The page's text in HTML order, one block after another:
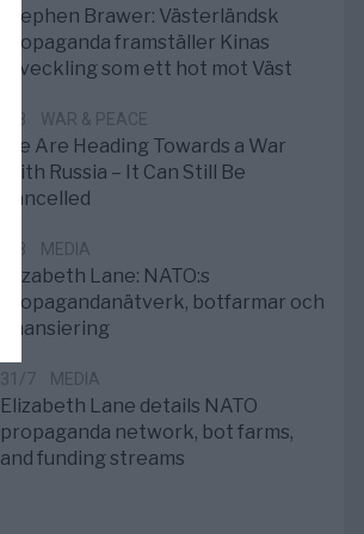
Stephen Brawer: Västerländsk
propaganda framställer Kinas
utveckling som ett hot mot Väst
1/8 WAR & PEACE
We Are Heading Towards a War
With Russia – It Can Still Be
Cancelled
1/8 MEDIA
Elizabeth Lane: NATO:s
propagandanätverk, botfarmar och
finansiering
31/7 MEDIA
Elizabeth Lane details NATO
propaganda network, bot farms,
and funding streams